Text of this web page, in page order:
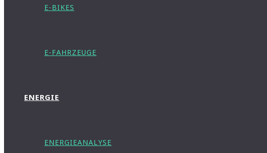
E-BIKES
E-FAHRZEUGE
ENERGIE
ENERGIEANALYSE